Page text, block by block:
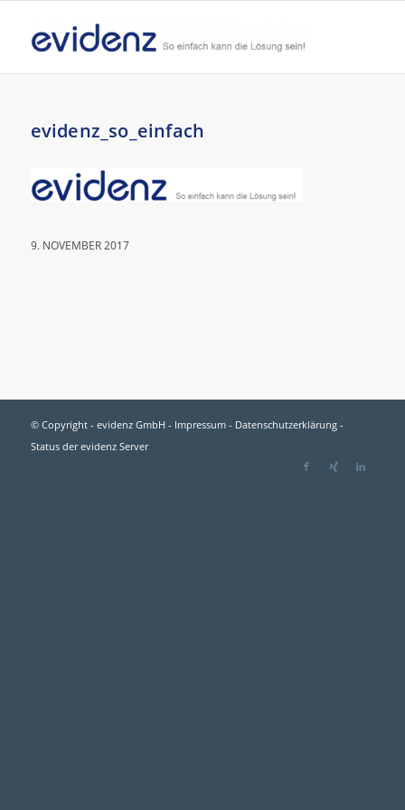
evidenz_so_einfach
9. NOVEMBER 2017
© Copyright - evidenz GmbH - Impressum- Datenschutzerklärung-
Status der evidenz Server